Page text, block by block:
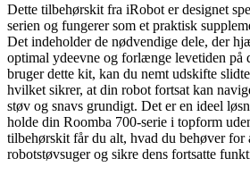
Dette tilbehørskit fra iRobot er designet
serien og fungerer som et praktisk
Det indeholder de nødvendige dele, der
optimal ydeevne og forlænge levetiden på
bruger dette kit, kan du nemt udskifte
hvilket sikrer, at din robot fortsat kan
støv og snavs grundigt. Det er en ideel
holde din Roomba 700-serie i topform
tilbehørskit får du alt, hvad du behøver for
robotstøvsuger og sikre dens fortsatte